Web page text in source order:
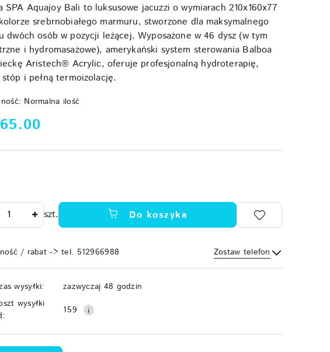
SPA Aquajoy Bali to luksusowe jacuzzi o wymiarach 210x160x77
srebrnobiałego marmuru, stworzone dla maksymalnego
dwóch osób w pozycji leżącej. Wyposażone w 46 dysz (w tym
i hydromasażowe), amerykański system sterowania Balboa
Aristech® Acrylic, oferuje profesjonalną hydroterapię,
stóp i pełną termoizolację.
Normalna ilość
szt. Do koszyka
/ rabat -> tel. 512966988 Zostaw telefon
Wyślij
wysyłki:
zazwyczaj 48 godzin
wysyłki
159